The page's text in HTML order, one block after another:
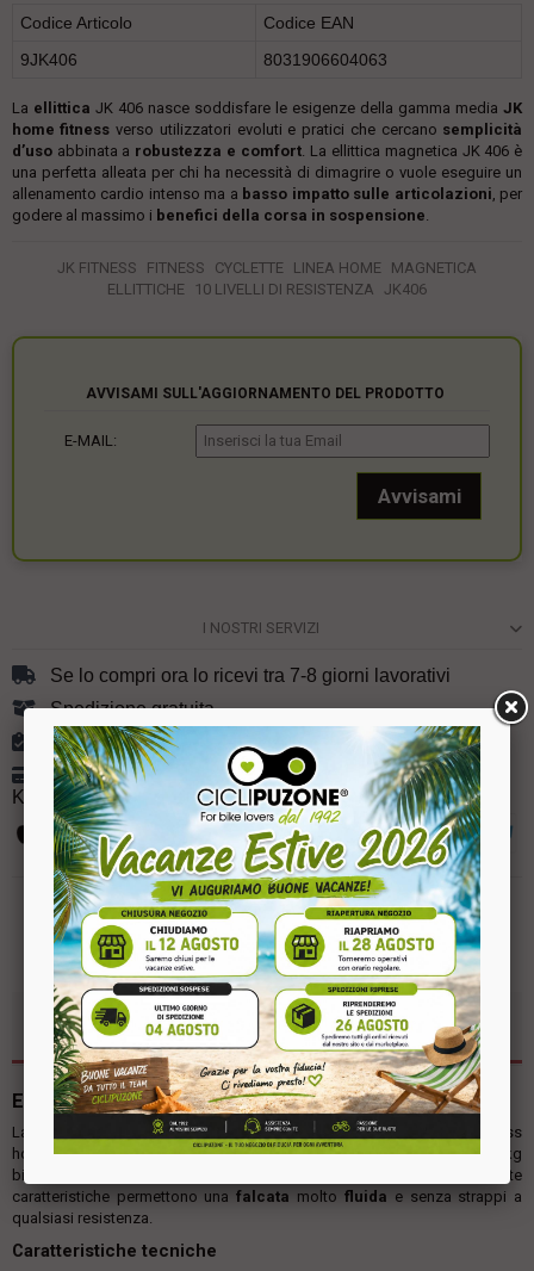
Codice Articolo
Codice EAN
9JK406
8031906604063
La ellittica JK 406 nasce soddisfare le esigenze della gamma mediaJK
home fitness verso utilizzatori evoluti e pratici che cercano semplicità
d’usoabbinata a robustezza e comfort . La ellittica magnetica JK 406 è
una perfetta alleata per chi ha necessità di dimagrire o vuole eseguire un
allenamento cardio intenso ma a basso impatto sulle articolazioni , per
godere al massimo i benefici della corsa in sospensione
JK FITNESS FITNESS CYCLETTE LINEA HOME MAGNETICA
ELLITTICHE
10 LIVELLI DI RESISTENZA JK406
AVVISAMI SULL'AGGIORNAMENTO DEL PRODOTTO
E-MAIL:
I NOSTRI SERVIZI
Se lo compri ora lo ricevi tra 7-8 giorni lavorativi
Spedizione gratuita
Controllo qualità garantito su ogni spedizione
Pagamento con carte di credito, PayPal, a rate con
Klarna o bonifico
DETTAGLI PRODOTTO
Ellittica JK 406
La JK 406 è una ellittica magneticaentry level nel mondo JK Fitness
home fitness equipaggiata con una massa volanica posteriore da 10 kg
bilanciata e una lunghezza del passo (stride) di 35 cm, queste
caratteristiche permettono unafalcata molto fluida e senza strappi a
qualsiasi resistenza.
Caratteristiche tecniche